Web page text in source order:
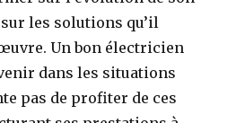
les solutions qu’il
Un bon électricien
dans les situations
pas de profiter de ces